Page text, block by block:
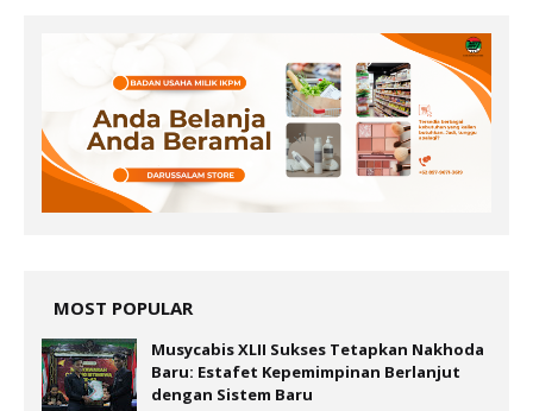
MOST POPULAR
Musycabis XLII Sukses Tetapkan Nakhoda
Baru: Estafet Kepemimpinan Berlanjut
dengan Sistem Baru